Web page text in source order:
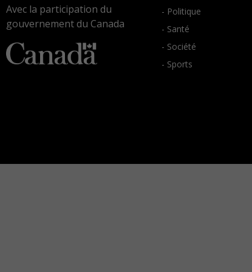
Avec la participation du
gouvernement du Canada
- Politique
- Santé
- Société
- Sports